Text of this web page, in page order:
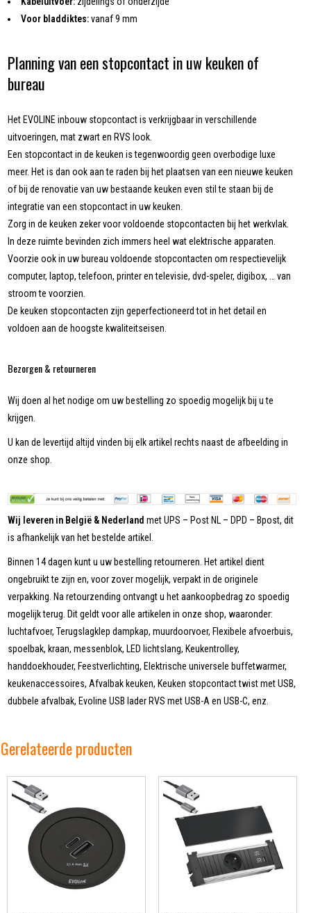
Voor bladdiktes:vanaf 9 mm
Planning van een stopcontact in uw keuken of
bureau
Het EVOLINE inbouw stopcontact is verkrijgbaar in verschillende
uitvoeringen, mat zwart en RVS look.
Een stopcontact in de keuken is tegenwoordig geen overbodige luxe
meer. Het is dan ook aan te raden bij het plaatsen van een nieuwe keuken
of bij de renovatie van uw bestaande keuken even stil te staan bij de
integratie van een stopcontact in uw keuken.
Zorg in de keuken zeker voor voldoende stopcontacten bij het werkvlak.
In deze ruimte bevinden zich immers heel wat elektrische apparaten.
Voorzie ook in uw bureau voldoende stopcontacten om respectievelijk
computer, laptop, telefoon, printer en televisie, dvd-speler, digibox, … van
stroom te voorzien.
De keuken stopcontacten zijn geperfectioneerd tot in het detail en
voldoen aan de hoogste kwaliteitseisen.
Bezorgen & retourneren
Wij doen al het nodige om uw bestelling zo spoedig mogelijk bij u te
krijgen.
U kan de levertijd altijd vinden bij elk artikel rechts naast de afbeelding in
onze shop.
Wij leveren in België & Nederland met UPS – Post NL – DPD – Bpost, dit
is afhankelijk van het bestelde artikel.
Binnen 14 dagen kunt u uw bestelling retourneren. Het artikel dient
ongebruikt te zijn en, voor zover mogelijk, verpakt in de originele
verpakking. Na retourzending ontvangt u het aankoopbedrag zo spoedig
mogelijk terug. Dit geldt voor alle artikelen in onze shop, waaronder:
luchtafvoer, Terugslagklep dampkap, muurdoorvoer, Flexibele afvoerbuis,
spoelbak, kraan, messenblok, LED lichtslang, Keukentrolley,
handdoekhouder, Feestverlichting, Elektrische universele buffetwarmer,
keukenaccessoires, Afvalbak keuken, Keuken stopcontact twist met USB,
dubbele afvalbak, Evoline USB lader RVS met USB-A en USB-C, enz.
Gerelateerde producten